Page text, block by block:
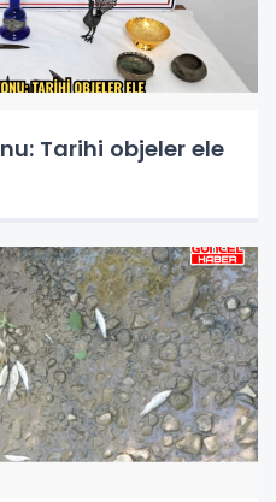
Tarihi objeler ele